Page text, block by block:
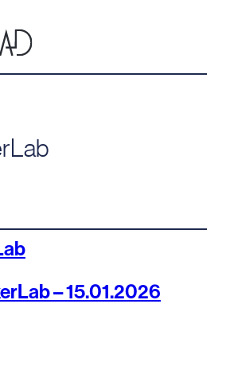
– 15.01.2026